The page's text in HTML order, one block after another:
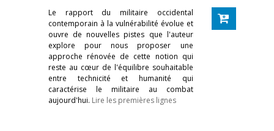
Le rapport du militaire occidental
contemporain à la vulnérabilité évolue et
ouvre de nouvelles pistes que l'auteur
explore pour nous proposer une
approche rénovée de cette notion qui
reste au cœur de l'équilibre souhaitable
entre technicité et humanité qui
caractérise le militaire au combat
aujourd'hui. Lire les premières lignes